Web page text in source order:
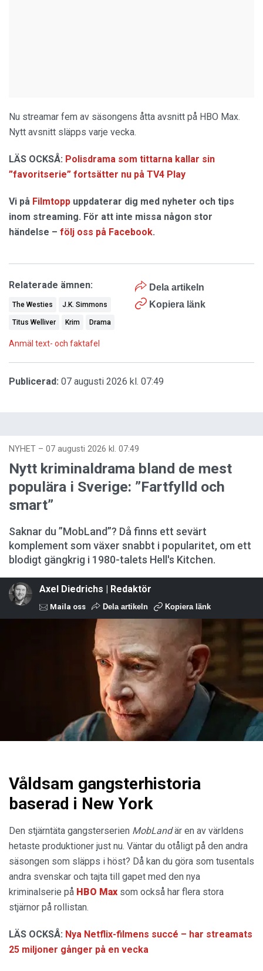
Nu streamar fem av säsongens åtta avsnitt på HBO Max.
Nytt avsnitt släpps varje vecka.
LÄS OCKSÅ: Polisdrama som tittarna kallar sin
”favoritserie” fortsätter nu på TV4 Play
Vi på Filmtopp uppdaterar dig med nyheter och tips
inom streaming. För att inte missa någon stor
händelse – följ oss på Facebook.
Dela artikeln
Kopiera länk
Relaterade ämnen:
The Westies J.K. Simmons
Titus Welliver Krim Drama
Anmäl text- och faktafel
Publicerad: 07 augusti 2026 kl. 07:49
NYHET – 07 augusti 2026 kl. 07:49
Nytt kriminaldrama bland de mest
populära i Sverige: ”Fartfylld och
smart”
Saknar du ”MobLand”? Då finns ett sevärt
komplement som växer snabbt i popularitet, om ett
blodigt gängkrig i 1980-talets Hell's Kitchen.
Axel Diedrichs | Redaktör
Maila oss Dela artikeln Kopiera länk
Våldsam gangsterhistoria
baserad i New York
Den stjärntäta gangsterserien MobLandär en av världens
hetaste produktioner just nu. Väntar du otåligt på den andra
säsongen som släpps i höst? Då kan du göra som tusentals
andra svenskar och tajta till gapet med den nya
kriminalserie på HBO Max som också har flera stora
stjärnor på rollistan.
LÄS OCKSÅ: Nya Netflix-filmens succé – har streamats
25 miljoner gånger på en vecka